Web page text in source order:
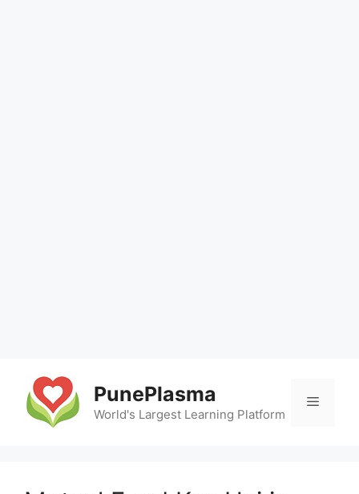
content
PunePlasma
World's Largest Learning Platform
Menu